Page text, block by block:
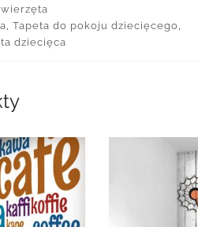
, Tapeta do pokoju dziecięcego,
dziecięca